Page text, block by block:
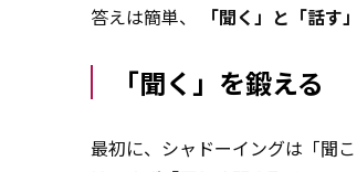
答えは簡単、
「聞く」と「話す
「聞く」を鍛える
最初に、シャドーイングは「聞